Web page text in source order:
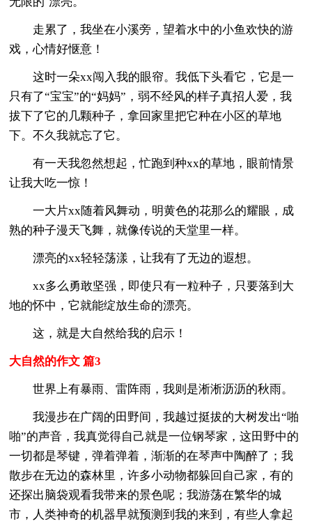
走累了，我坐在小溪旁，望着水中的小鱼欢快的游
戏，心情好惬意！
这时一朵xx闯入我的眼帘。我低下头看它，它是一
只有了“宝宝”的“妈妈”，弱不经风的样子真招人爱，我
拔下了它的几颗种子，拿回家里把它种在小区的草地
下。不久我就忘了它。
有一天我忽然想起，忙跑到种xx的草地，眼前情景
让我大吃一惊！
一大片xx随着风舞动，明黄色的花那么的耀眼，成
熟的种子漫天飞舞，就像传说的天堂里一样。
漂亮的xx轻轻荡漾，让我有了无边的遐想。
xx多么勇敢坚强，即使只有一粒种子，只要落到大
地的怀中，它就能绽放生命的漂亮。
这，就是大自然给我的启示！
大自然的作文 篇3
世界上有暴雨、雷阵雨，我则是淅淅沥沥的秋雨。
我漫步在广阔的田野间，我越过挺拔的大树发出“啪
啪”的声音，我真觉得自己就是一位钢琴家，这田野中的
一切都是琴键，弹着弹着，渐渐的在琴声中陶醉了；我
散步在无边的森林里，许多小动物都躲回自己家，有的
还探出脑袋观看我带来的景色呢；我游荡在繁华的城
市，人类神奇的机器早就预测到我的来到，有些人拿起